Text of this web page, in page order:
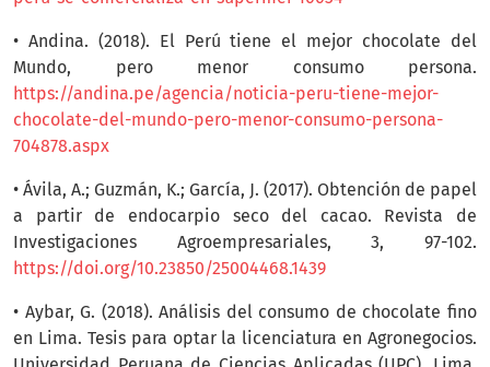
• Andina. (2018). El Perú tiene el mejor chocolate del
Mundo, pero menor consumo persona.
https://andina.pe/agencia/noticia-peru-tiene-mejor-
chocolate-del-mundo-pero-menor-consumo-persona-
704878.aspx
• Ávila, A.; Guzmán, K.; García, J. (2017). Obtención de papel
a partir de endocarpio seco del cacao. Revista de
Investigaciones Agroempresariales, 3, 97-102.
https://doi.org/10.23850/25004468.1439
• Aybar, G. (2018). Análisis del consumo de chocolate fino
en Lima. Tesis para optar la licenciatura en Agronegocios.